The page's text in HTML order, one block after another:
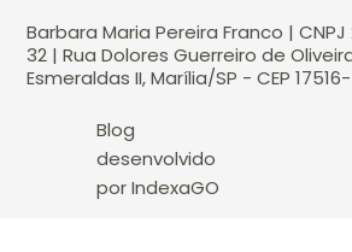
Barbara Maria Pereira Franco |
32 | Rua Dolores Guerreiro de
Esmeraldas II, Marília/SP - CEP 17516-
Blog
desenvolvido
por IndexaGO